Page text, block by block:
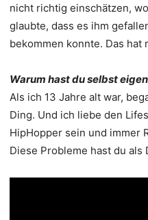
nicht richtig einschätzen,
glaubte, dass es ihm
bekommen konnte. Das hat
Warum hast du selbst
Als ich 13 Jahre alt war,
Ding. Und ich liebe den
HipHopper sein und immer
Diese Probleme hast du